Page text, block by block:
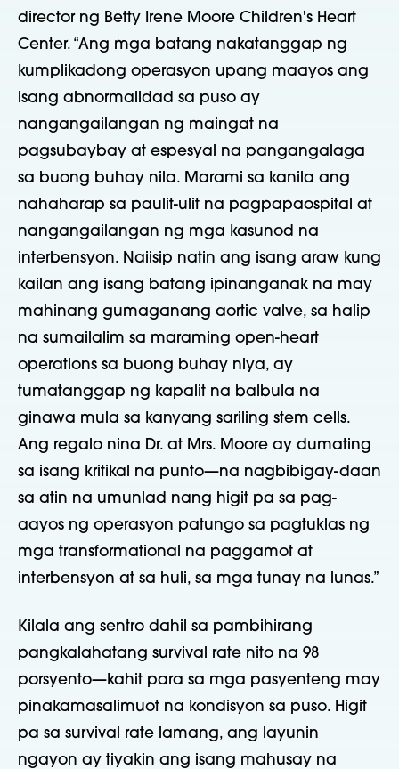
director ng Betty Irene Moore Children's Heart
Center. “Ang mga batang nakatanggap ng
kumplikadong operasyon upang maayos ang
isang abnormalidad sa puso ay
nangangailangan ng maingat na
pagsubaybay at espesyal na pangangalaga
sa buong buhay nila. Marami sa kanila ang
nahaharap sa paulit-ulit na pagpapaospital at
nangangailangan ng mga kasunod na
interbensyon. Naiisip natin ang isang araw kung
kailan ang isang batang ipinanganak na may
mahinang gumaganang aortic valve, sa halip
na sumailalim sa maraming open-heart
operations sa buong buhay niya, ay
tumatanggap ng kapalit na balbula na
ginawa mula sa kanyang sariling stem cells.
Ang regalo nina Dr. at Mrs. Moore ay dumating
sa isang kritikal na punto—na nagbibigay-daan
sa atin na umunlad nang higit pa sa pag-
aayos ng operasyon patungo sa pagtuklas ng
mga transformational na paggamot at
interbensyon at sa huli, sa mga tunay na lunas.”
Kilala ang sentro dahil sa pambihirang
pangkalahatang survival rate nito na 98
porsyento—kahit para sa mga pasyenteng may
pinakamasalimuot na kondisyon sa puso. Higit
pa sa survival rate lamang, ang layunin
ngayon ay tiyakin ang isang mahusay na